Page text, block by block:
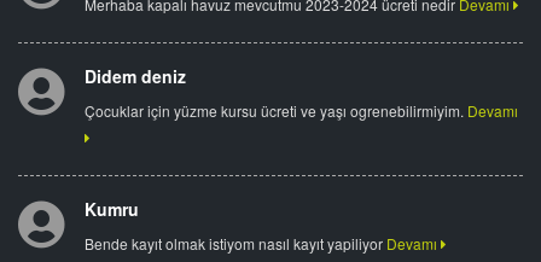
Merhaba kapalı havuz mevcutmu 2023-2024 ücreti nedir Devamı
Didem deniz
Çocuklar için yüzme kursu ücreti ve yaşı ogrenebilirmiyim. Devamı
Kumru
Bende kayıt olmak istiyom nasıl kayıt yapiliyor Devamı